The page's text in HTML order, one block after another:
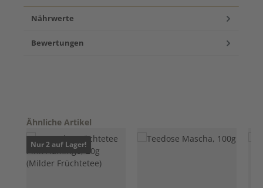
Nährwerte
Bewertungen
Produktgalerie überspringen
Ähnliche Artikel
Nur 2 auf Lager!